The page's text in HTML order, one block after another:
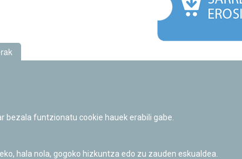
Informazio publikoa
funtzionatu cookie hauek erabili gabe.
hala nola, gogoko hizkuntza edo zu zauden eskualdea.